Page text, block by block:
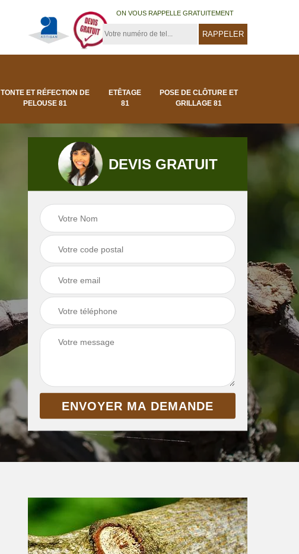
ON VOUS RAPPELLE GRATUITEMENT
TONTE ET RÉFECTION DE
PELOUSE 81
ETÊTAGE
81
POSE DE CLÔTURE ET
GRILLAGE 81
Pose de clôture et
grillage 81
Pose de gazon en
rouleau 81 Tarn
DEVIS GRATUIT